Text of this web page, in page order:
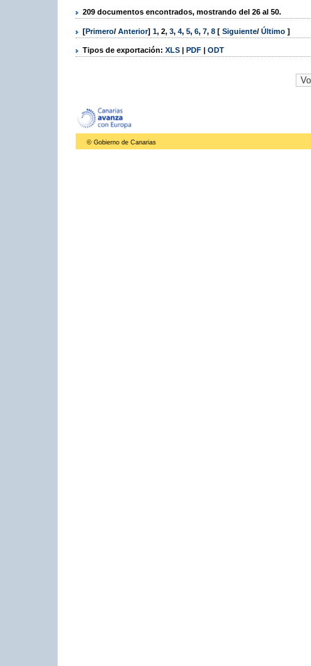
209 documentos encontrados, mostrando del 26 al 50.
[Primero/ Anterior] 1, 2, 3, 4, 5, 6, 7, 8 [ Siguiente/ Último ]
Tipos de exportación: XLS | PDF | ODT
© Gobierno de Canarias